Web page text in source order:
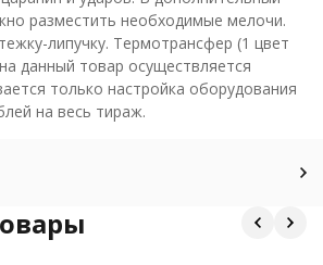
разместить необходимые мелочи.
липучку. Термотрансфер (1 цвет
данный товар осуществляется
только настройка оборудования
на весь тираж.